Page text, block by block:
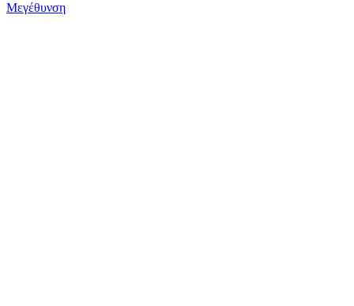
Μεγέθυνση